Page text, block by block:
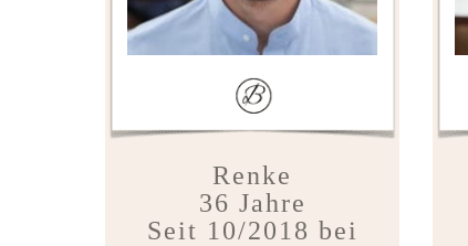
Renke
36 Jahre
Seit 10/2018 bei